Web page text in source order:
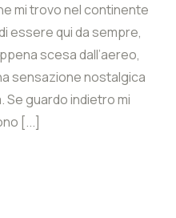
mi trovo nel continente
essere qui da sempre,
scesa dall’aereo,
sensazione nostalgica
guardo indietro mi
[...]